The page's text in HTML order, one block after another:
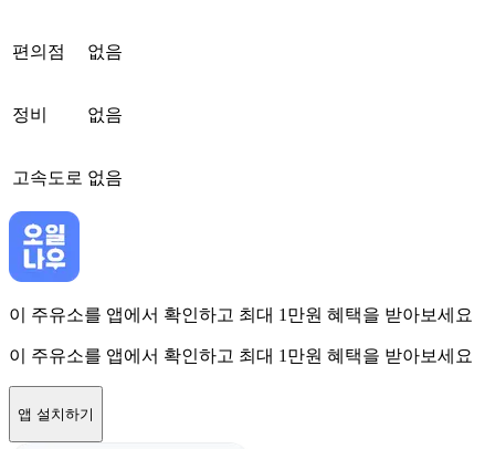
편의점 없음
정비 없음
고속도로 없음
이 주유소를 앱에서 확인하고 최대 1만원 혜택을 받아보세요
이 주유소를 앱에서 확인하고 최대 1만원 혜택을 받아보세요
앱 설치하기